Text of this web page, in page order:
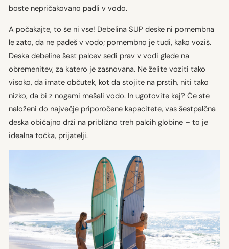
boste nepričakovano padli v vodo.
A počakajte, to še ni vse! Debelina SUP deske ni pomembna
le zato, da ne padeš v vodo; pomembno je tudi, kako voziš.
Deska debeline šest palcev sedi prav v vodi glede na
obremenitev, za katero je zasnovana. Ne želite voziti tako
visoko, da imate občutek, kot da stojite na prstih, niti tako
nizko, da bi z nogami mešali vodo. In ugotovite kaj? Če ste
naloženi do največje priporočene kapacitete, vas šestpalčna
deska običajno drži na približno treh palcih globine – to je
idealna točka, prijatelji.